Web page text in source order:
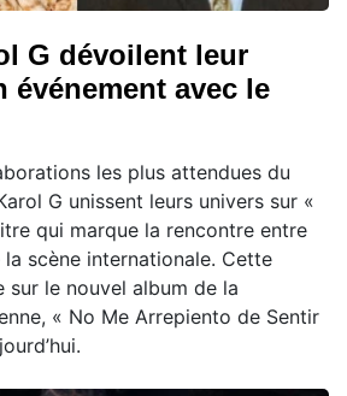
G dévoilent leur
événement avec le
les plus attendues du
G unissent leurs univers sur «
qui marque la rencontre entre
scène internationale. Cette
le nouvel album de la
« No Me Arrepiento de Sentir